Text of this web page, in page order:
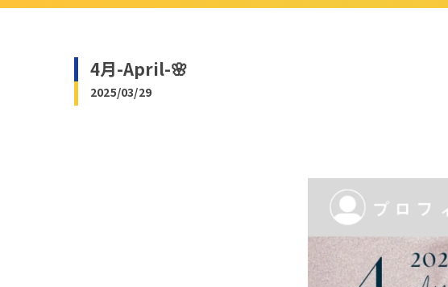
4月-April-🌸
2025/03/29